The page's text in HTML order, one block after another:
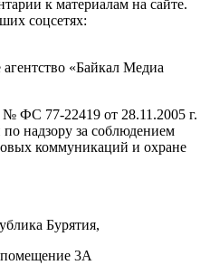
к материалам на сайте.
соцсетях:
«Байкал Медиа
ФС 77-22419 от 28.11.2005 г.
надзору за соблюдением
коммуникаций и охране
Бурятия,
3А